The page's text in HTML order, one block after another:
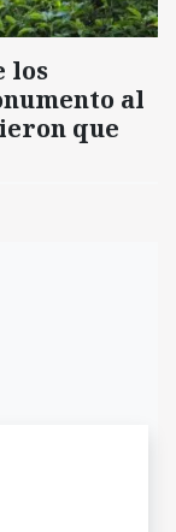
los
al
que